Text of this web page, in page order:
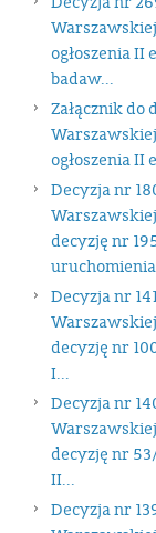
ogłoszenia
badaw...
Załącznik
ogłoszenia
Decyzja nr
decyzję nr
Decyzja nr
decyzję nr
I...
Decyzja nr
decyzję nr
II...
Decyzja nr